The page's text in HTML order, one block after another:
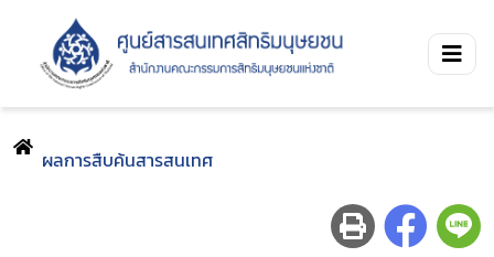
ผลการสืบค้นสารสนเทศ